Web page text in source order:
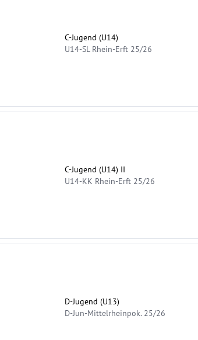
C-Jugend (U14)
U14-SL Rhein-Erft 25/26
C-Jugend (U14) II
U14-KK Rhein-Erft 25/26
D-Jugend (U13)
D-Jun-Mittelrheinpok. 25/26